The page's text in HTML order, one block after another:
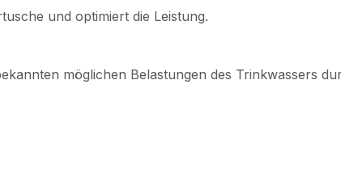
und optimiert die Leistung.
möglichen Belastungen des Trinkwassers